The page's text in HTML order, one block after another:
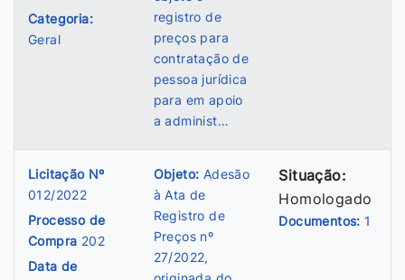
Categoria:
Geral
registro de
preços para
contratação de
pessoa jurídica
para em apoio
a administ…
Licitação Nº
012/2022
Processo de
Compra 202
Data de
Objeto: Adesão
à Ata de
Registro de
Preços nº
27/2022,
Situação:
Homologado
Documentos: 1